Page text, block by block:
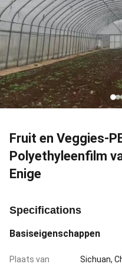
Fruit en Veggies-
Polyethyleenfilm
Enige
Specifications
Basiseigenschappen
Plaats van
Sichuan,